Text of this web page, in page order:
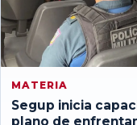
MATERIA
Segup inicia
plano de